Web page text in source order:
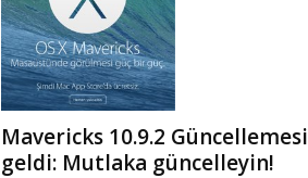
Mavericks 10.9.2 Güncellemesi
geldi: Mutlaka güncelleyin!